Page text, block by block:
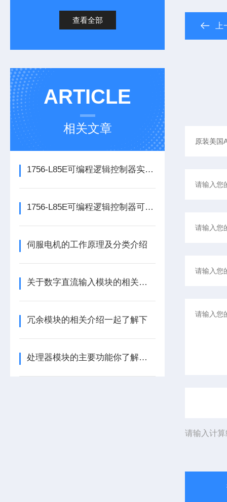
查看全部
ARTICLE
相关文章
1756-L85E可编程逻辑控制器实操应用常见问题分析及解决方法探讨
1756-L85E可编程逻辑控制器可满足多行业自动化精准控制需求
伺服电机的工作原理及分类介绍
关于数字直流输入模块的相关介绍
冗余模块的相关介绍一起了解下
处理器模块的主要功能你了解多少呢
请输入计